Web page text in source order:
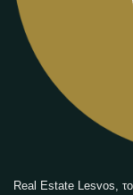
Real Estate Lesvos, το